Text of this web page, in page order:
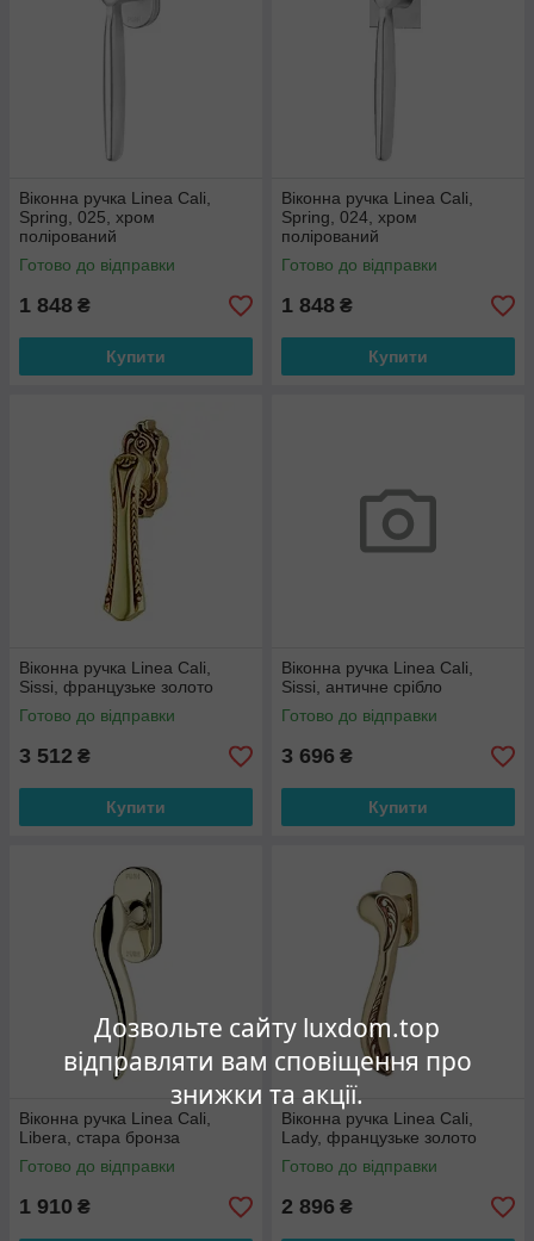
Дозвольте сайту luxdom.top
відправляти вам сповіщення про
знижки та акції.
Віконна ручка Linea Cali,
Spring, 025, хром
полірований
Готово до відправки
1 848 ₴
Купити
Віконна ручка Linea Cali,
Spring, 024, хром
полірований
Готово до відправки
1 848 ₴
Купити
Віконна ручка Linea Cali,
Sissi, французьке золото
Готово до відправки
3 512 ₴
Купити
Віконна ручка Linea Cali,
Sissi, античне срібло
Готово до відправки
3 696 ₴
Купити
Віконна ручка Linea Cali,
Libera, стара бронза
Готово до відправки
1 910 ₴
Віконна ручка Linea Cali,
Lady, французьке золото
Готово до відправки
2 896 ₴